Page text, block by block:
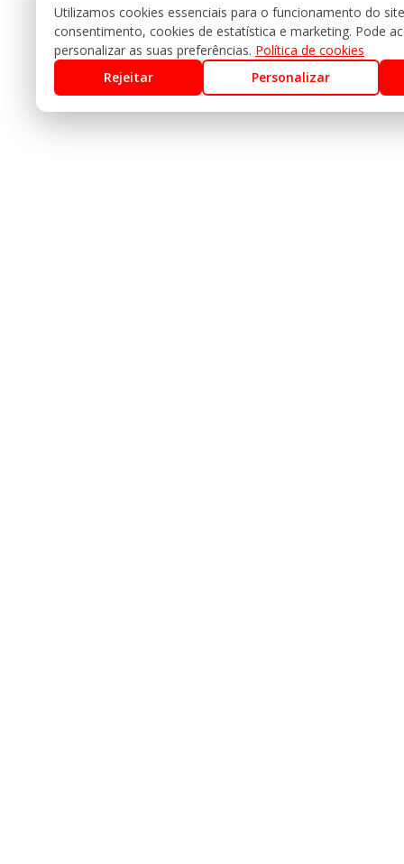
Utilizamos cookies essenciais para o funcionamento do
consentimento, cookies de estatística e marketing. Pode
personalizar as suas preferências. Política de cookies
Rejeitar
Personalizar